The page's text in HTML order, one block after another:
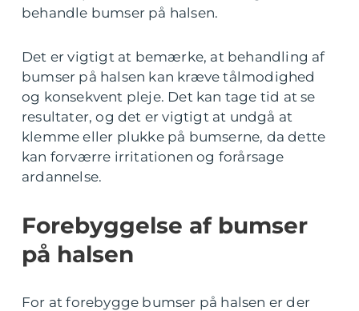
behandle bumser på halsen.
Det er vigtigt at bemærke, at behandling af
bumser på halsen kan kræve tålmodighed
og konsekvent pleje. Det kan tage tid at se
resultater, og det er vigtigt at undgå at
klemme eller plukke på bumserne, da dette
kan forværre irritationen og forårsage
ardannelse.
Forebyggelse af bumser
på halsen
For at forebygge bumser på halsen er der